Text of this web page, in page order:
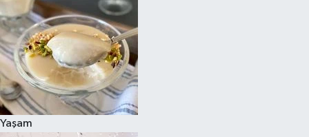
Yaşam